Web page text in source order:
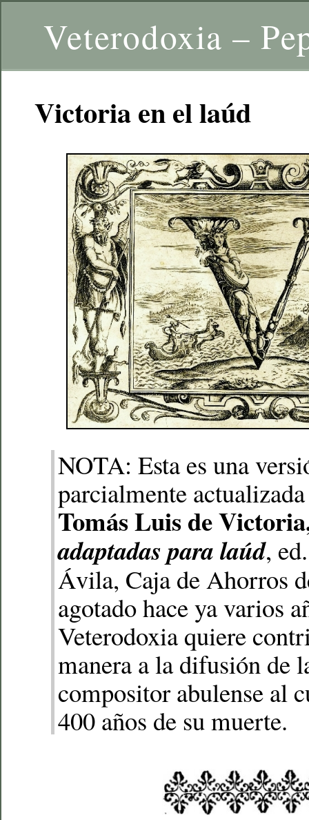
Veterodoxia –
Victoria en el laúd
NOTA: Esta es una
parcialmente
Tomás Luis de
adaptadas para laúd,
Ávila, Caja de Ahorros
agotado hace ya varios
Veterodoxia quiere
manera a la difusión de
compositor abulense al
400 años de su muerte.